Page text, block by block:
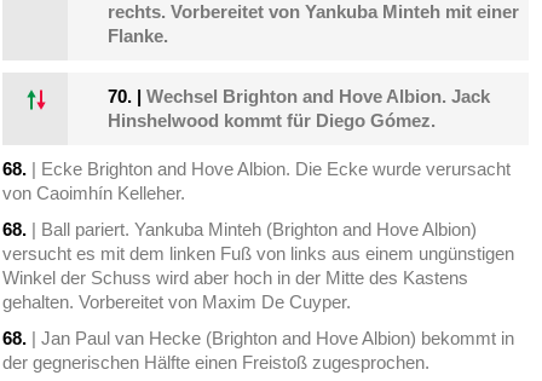
rechts. Vorbereitet von Yankuba Minteh mit einer
Flanke.
70. |Wechsel Brighton and Hove Albion. Jack
Hinshelwood kommt für Diego Gómez.
68. | Ecke Brighton and Hove Albion. Die Ecke wurde verursacht
von Caoimhín Kelleher.
68. | Ball pariert. Yankuba Minteh (Brighton and Hove Albion)
versucht es mit dem linken Fuß von links aus einem ungünstigen
Winkel der Schuss wird aber hoch in der Mitte des Kastens
gehalten. Vorbereitet von Maxim De Cuyper.
68. | Jan Paul van Hecke (Brighton and Hove Albion) bekommt in
der gegnerischen Hälfte einen Freistoß zugesprochen.